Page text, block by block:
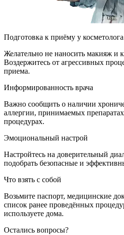
Подготовка к приёму у косметолога
Желательно не наносить макияж и
Воздержитесь от агрессивных
приема.
Информированность врача
Важно сообщить о наличии
аллергии, принимаемых
процедурах.
Эмоциональный настрой
Настройтесь на доверительный
подобрать безопасные и
Что взять с собой
Возьмите паспорт, медицинские
список ранее проведённых
используете дома.
Остались вопросы?